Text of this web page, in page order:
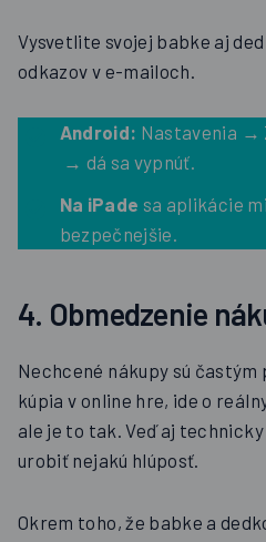
Vysvetlite svojej babke aj
odkazov v e-mailoch.
Android: Nastavenia →
→ dá sa vypnúť.
Na iPade sa aplikácie
bezpečnejšie.
4. Obmedzenie
Nechcené nákupy sú častým
kúpia v online hre, ide o
ale je to tak. Veď aj
urobiť nejakú hlúposť.
Okrem toho, že babke a